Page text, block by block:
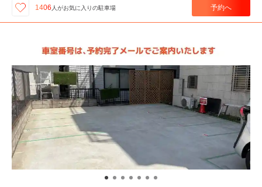
1406 人がお気に入りの駐車場 予約へ